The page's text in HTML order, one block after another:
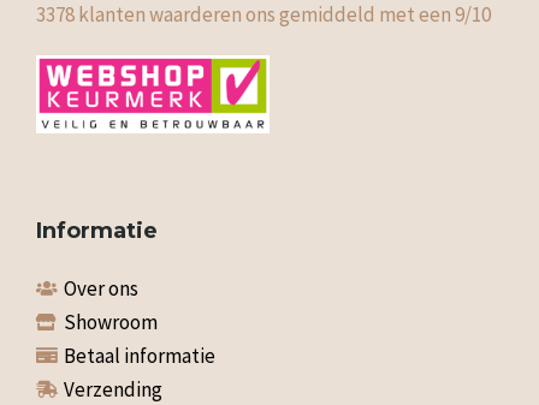
3378klanten waarderen ons gemiddeld met een9/10
Informatie
Over ons
Showroom
Betaal informatie
Verzending